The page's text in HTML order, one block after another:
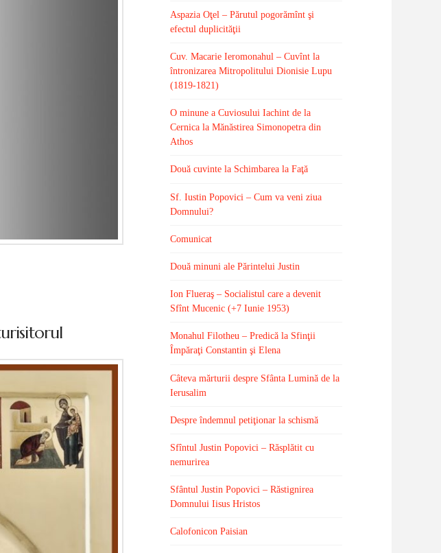
Aspazia Oţel – Părutul pogorămînt şi
efectul duplicităţii
Cuv. Macarie Ieromonahul – Cuvînt la
întronizarea Mitropolitului Dionisie Lupu
(1819-1821)
O minune a Cuviosului Iachint de la
Cernica la Mănăstirea Simonopetra din
Athos
Două cuvinte la Schimbarea la Faţă
Sf. Iustin Popovici – Cum va veni ziua
Domnului?
Comunicat
Două minuni ale Părintelui Justin
Ion Flueraş – Socialistul care a devenit
Sfînt Mucenic (+7 Iunie 1953)
Monahul Filotheu – Predică la Sfinţii
Împăraţi Constantin şi Elena
Câteva mărturii despre Sfânta Lumină de la
Ierusalim
Despre îndemnul petiţionar la schismă
Sfîntul Justin Popovici – Răsplătit cu
nemurirea
Sfântul Justin Popovici – Răstignirea
Domnului Iisus Hristos
Calofonicon Paisian